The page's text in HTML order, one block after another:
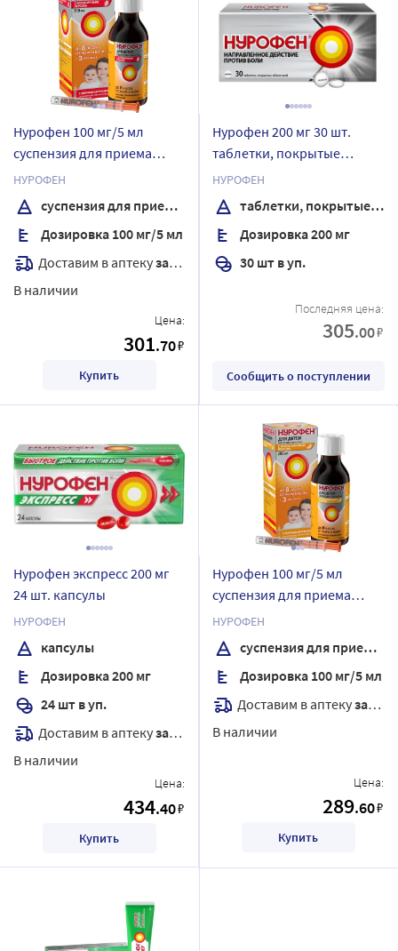
Нурофен 100 мг/5 мл
суспензия для приема
внутрь вкус клубника 200
мл
НУРОФЕН
суспензия для приема внутрь
Дозировка 100 мг/5 мл
Доставим в аптекузавтра
В наличии
Цена:
301.70₽
Купить
Нурофен 200 мг 30 шт.
таблетки, покрытые
оболочкой
НУРОФЕН
таблетки, покрытые оболочкой
Дозировка 200 мг
30 шт в уп.
Последняя цена:
305.00₽
Сообщить о поступлении
Нурофен экспресс 200 мг
24 шт. капсулы
НУРОФЕН
капсулы
Дозировка 200 мг
24 шт в уп.
Доставим в аптекузавтра
В наличии
Цена:
434.40₽
Купить
Нурофен 100 мг/5 мл
суспензия для приема
внутрь вкус апельсин 200
мл
НУРОФЕН
суспензия для приема внутрь
Дозировка 100 мг/5 мл
Доставим в аптекузавтра
В наличии
Цена:
289.60₽
Купить